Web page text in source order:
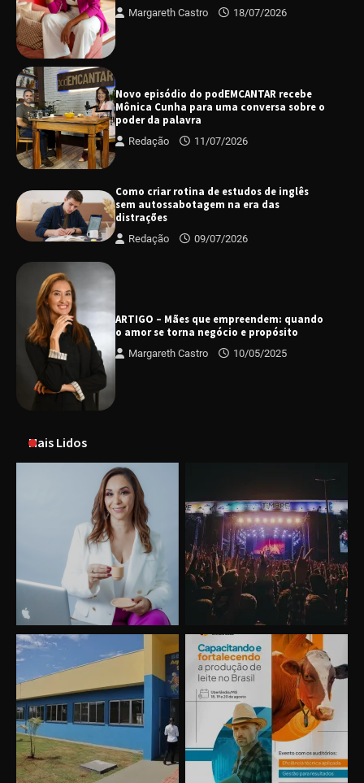
Margareth Castro 18/07/2026
Novo episódio do podEMCANTAR recebe
Mônica Cunha para uma conversa sobre o
poder da palavra
Redação 11/07/2026
Como criar rotina de estudos de inglês
sem autossabotagem na era das
distrações
Redação 09/07/2026
ARTIGO – Mães que empreendem: quando
o amor se torna negócio e propósito
Margareth Castro 10/05/2025
Mais Lidos